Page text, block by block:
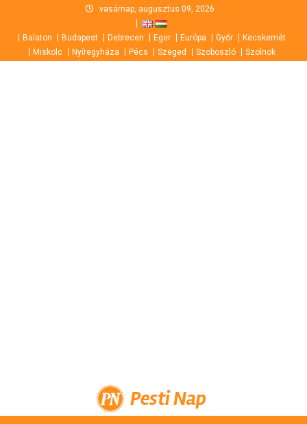
content
vasárnap, augusztus 09, 2026
Balaton Budapest Debrecen Eger Európa Győr
Kecskemét
Miskolc
Nyíregyháza Pécs Szeged Szoboszló Szolnok
Pesti Nap